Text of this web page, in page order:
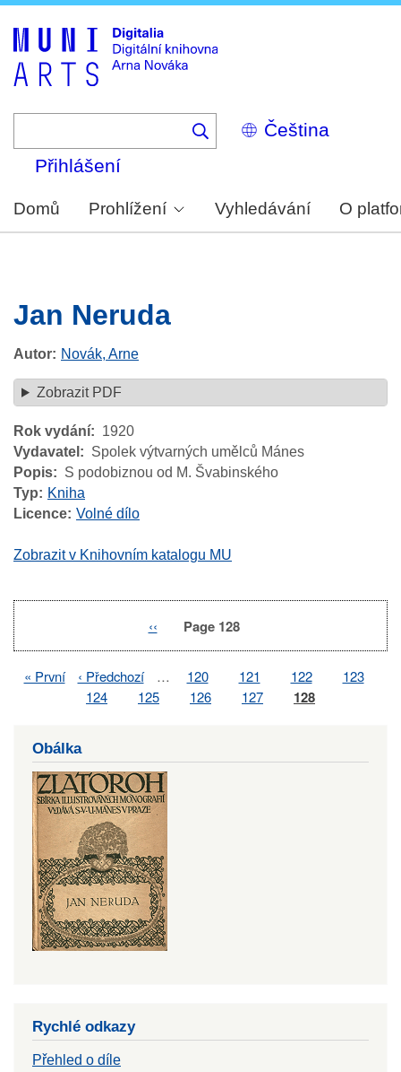
Select
your
Přihlášení
Domů Prohlížení Vyhledávání O
Jan Neruda
Autor Novák, Arne
Zobrazit PDF
Rok vydání
1920
Vydavatel
Spolek výtvarných umělců Mánes
Popis
S podobiznou od M. Švabinského
Typ
Kniha
Licence Volné dílo
Zobrazit v Knihovním katalogu MU
Previous
‹‹ Page 128
Pagination
First
« První
Previous
page
‹ Předchozí … Page
120 Page
121 Page
122 Page
123
Page
124 Page
125 Page
126 Page
127 Page
128
Obálka
Rychlé odkazy
Přehled o díle